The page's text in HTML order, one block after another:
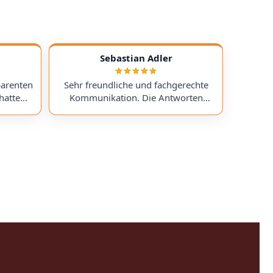
ein
I
Sebastian Adler
Sehr freundliche und fachgerechte
Kommunikation. Die Antworten